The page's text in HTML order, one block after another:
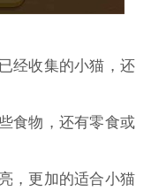
经收集的小猫，还
食物，还有零食或
，更加的适合小猫